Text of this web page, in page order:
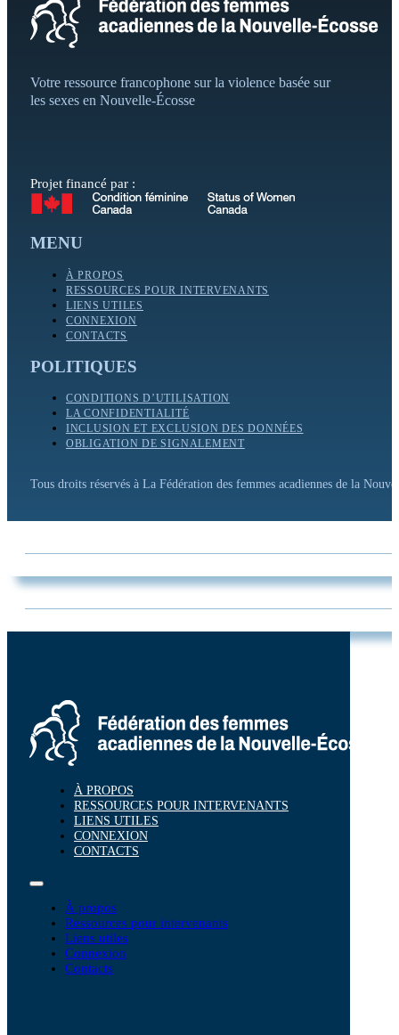
Votre ressource francophone sur la violence basée sur
les sexes en Nouvelle-Écosse
Projet financé par :
MENU
À PROPOS
RESSOURCES POUR INTERVENANTS
LIENS UTILES
CONNEXION
CONTACTS
POLITIQUES
CONDITIONS D’UTILISATION
LA CONFIDENTIALITÉ
INCLUSION ET EXCLUSION DES DONNÉES
OBLIGATION DE SIGNALEMENT
Tous droits réservés à La Fédération des femmes acadiennes de la
À PROPOS
RESSOURCES POUR INTERVENANTS
LIENS UTILES
CONNEXION
CONTACTS
À propos
Ressources pour intervenants
Liens utiles
Connexion
Contacts